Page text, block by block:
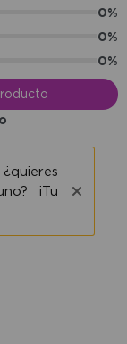
0%
0%
0%
¡Tu